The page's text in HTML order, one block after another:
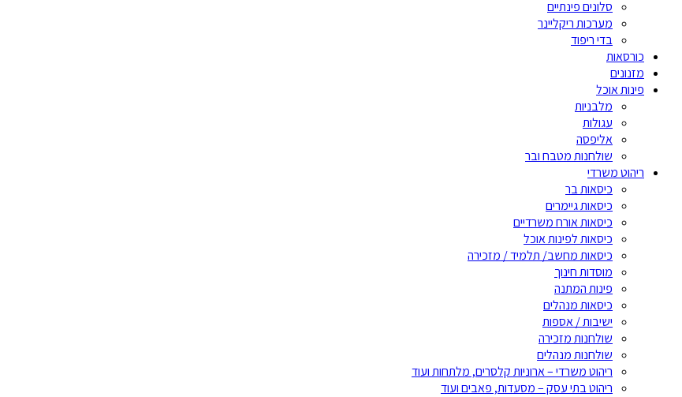
סלונים פינתיים
מערכות ריקליינר
בדי ריפוד
כורסאות
מזנונים
פינות אוכל
מלבניות
עגולות
אליפסה
שולחנות מטבח ובר
ריהוט משרדי
כיסאות בר
כיסאות גיימרים
כיסאות אורח משרדיים
כיסאות לפינות אוכל
כיסאות מחשב/ תלמיד / מזכירה
מוסדות חינוך
פינות המתנה
כיסאות מנהלים
ישיבות / אספות
שולחנות מזכירה
שולחנות מנהלים
ריהוט משרדי – ארוניות קלסרים, מלתחות ועוד
ריהוט בתי עסק – מסעדות, פאבים ועוד